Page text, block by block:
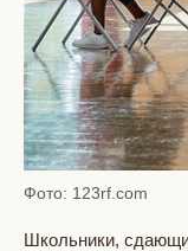
Фото: 123rf.com
Школьники,